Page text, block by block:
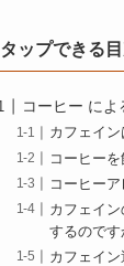
タップできる
コーヒー に
カフェイ
コーヒー
コーヒー
カフェイ
するのです
カフェイン